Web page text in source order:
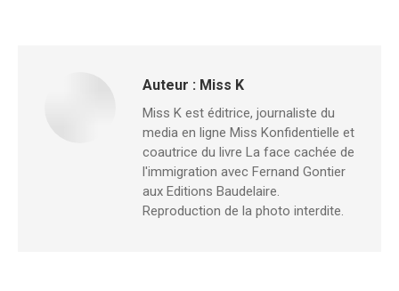
Auteur : Miss K
Miss K est éditrice, journaliste du
media en ligne Miss Konfidentielle et
coautrice du livre La face cachée de
l'immigration avec Fernand Gontier
aux Editions Baudelaire.
Reproduction de la photo interdite.